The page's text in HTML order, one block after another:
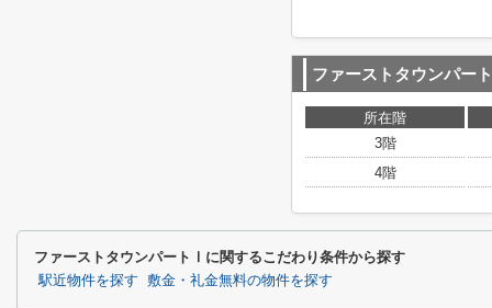
ファーストタウンパー
所在階
3階
4階
ファーストタウンパートⅠに関するこだわり条件から探す
駅近物件を探す 敷金・礼金無料の物件を探す